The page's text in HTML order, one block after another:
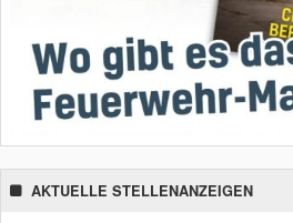
AKTUELLE STELLENANZEIGEN